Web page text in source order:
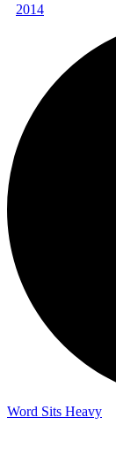
2014
Word Sits Heavy